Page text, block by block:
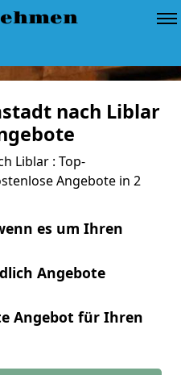
nach Liblar
Liblar : Top-
Angebote in 2
es um Ihren
Angebote
Angebot für Ihren